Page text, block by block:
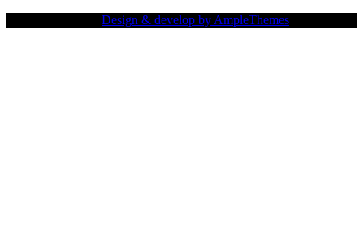
Design & develop by AmpleThemes